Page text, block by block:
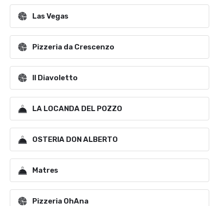
Las Vegas
Pizzeria da Crescenzo
Il Diavoletto
LA LOCANDA DEL POZZO
OSTERIA DON ALBERTO
Matres
Pizzeria OhAna